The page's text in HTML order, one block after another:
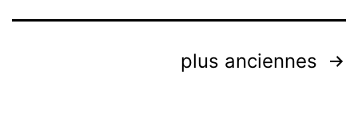
plus anciennes